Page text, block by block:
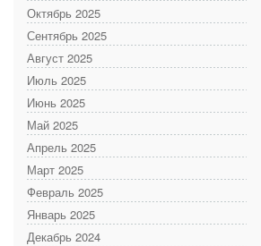
Октябрь 2025
Сентябрь 2025
Август 2025
Июль 2025
Июнь 2025
Май 2025
Апрель 2025
Март 2025
Февраль 2025
Январь 2025
Декабрь 2024